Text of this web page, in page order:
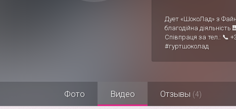
Дует «ШокоЛад» з
благодійна діяльність
Співпраця за тел.: 📞
#гуртшоколад
Фото Видео Отзывы (4)